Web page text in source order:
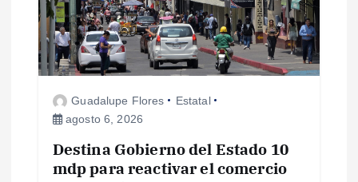
n
d
Guadalupe Flores
Estatal
agosto 6, 2026
Destina Gobierno del Estado 10
mdp para reactivar el comercio